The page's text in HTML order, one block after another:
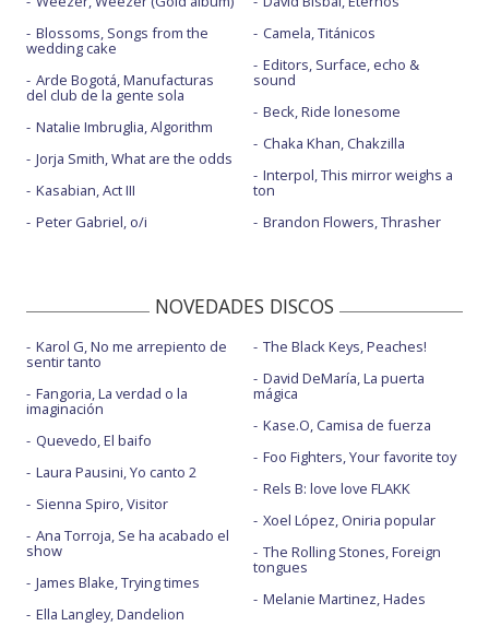
Blossoms, Songs from the
wedding cake
Arde Bogotá, Manufacturas
del club de la gente sola
Natalie Imbruglia, Algorithm
Jorja Smith, What are the odds
Kasabian, Act III
Peter Gabriel, o/i
Camela, Titánicos
Editors, Surface, echo &
sound
Beck, Ride lonesome
Chaka Khan, Chakzilla
Interpol, This mirror weighs a
ton
Brandon Flowers, Thrasher
NOVEDADES DISCOS
Karol G, No me arrepiento de
sentir tanto
Fangoria, La verdad o la
imaginación
Quevedo, El baifo
Laura Pausini, Yo canto 2
Sienna Spiro, Visitor
Ana Torroja, Se ha acabado el
show
James Blake, Trying times
Ella Langley, Dandelion
The Black Keys, Peaches!
David DeMaría, La puerta
mágica
Kase.O, Camisa de fuerza
Foo Fighters, Your favorite toy
Rels B: love love FLAKK
Xoel López, Oniria popular
The Rolling Stones, Foreign
tongues
Melanie Martinez, Hades